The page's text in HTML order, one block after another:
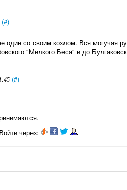
(#)
один со своим козлом. Вся могучая
"Мелкого Беса" и до
(#)
через: